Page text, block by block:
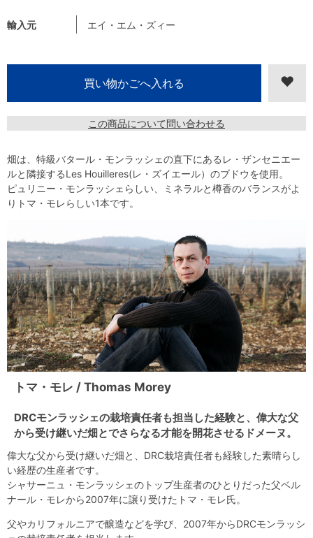
輸入元 エイ・エム・ズィー
この商品について問い合わせる
畑は、特級バタール・モンラッシェの直下にあるレ・ザンセニエー
ルと隣接するLes Houilleres(レ・ズイエール）のブドウを使用。
ピュリニー・モンラッシェらしい、ミネラルと樽香のバランスがよ
りトマ・モレらしい1本です。
トマ・モレ / Thomas Morey
DRCモンラッシェの栽培責任者も担当した経験と、偉大な父
から受け継いだ畑とでさらなる才能を開花させるドメーヌ。
偉大な父から受け継いだ畑と、DRC栽培責任者も経験した素晴らし
い経歴の生産者です。
シャサーニュ・モンラッシェのトップ生産者のひとりだった父ベル
ナール・モレから2007年に譲り受けたトマ・モレ氏。
父やカリフォルニアで醸造などを学び、2007年からDRCモンラッシ